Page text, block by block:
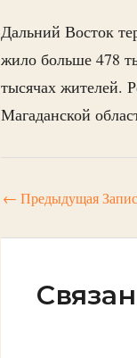
Дальний Восток
жило больше 478
тысячах жителей.
Магаданской
← Предыдущая